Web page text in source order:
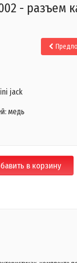
- разъем
jack
медь
в корзину